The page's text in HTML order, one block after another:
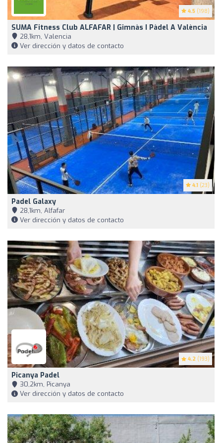
4.5 (198)
SUMA Fitness Club ALFAFAR | Gimnàs I Pàdel A València
28,1km, Valencia
Ver dirección y datos de contacto
4.1 (23)
Padel Galaxy
28,1km, Alfafar
Ver dirección y datos de contacto
4.2 (193)
Picanya Padel
30,2km, Picanya
Ver dirección y datos de contacto